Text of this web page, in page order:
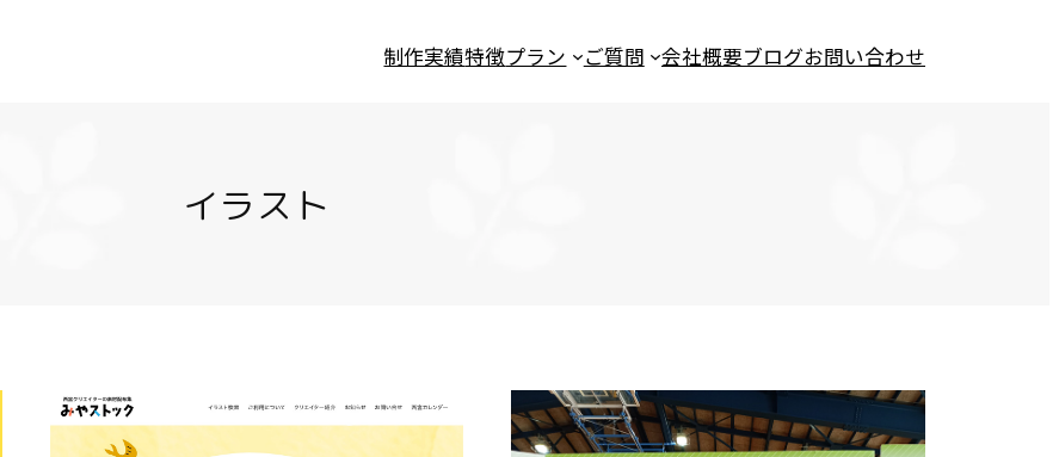
制作実績特徴プラン ご質問 会社概要ブログお問い合わせ
イラスト